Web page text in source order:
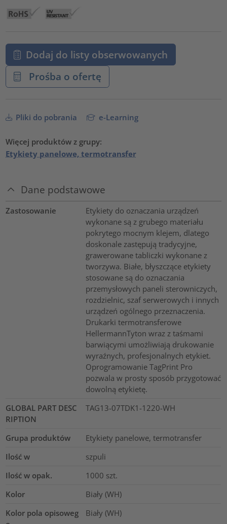
Dodaj do listy obserwowanych
Prośba o ofertę
Pliki do pobrania e-Learning
Więcej produktów z grupy:
Etykiety panelowe, termotransfer
Dane podstawowe
Zastosowanie
Etykiety do oznaczania urządzeń
wykonane są z grubego materiału
pokrytego mocnym klejem, dlatego
doskonale zastępują tradycyjne,
grawerowane tabliczki wykonane z
tworzywa. Białe, błyszczące etykiety
stosowane są do oznaczania
przemysłowych paneli sterowniczych,
rozdzielnic, szaf serwerowych i innych
urządzeń ogólnego przeznaczenia.
Drukarki termotransferowe
HellermannTyton wraz z taśmami
barwiącymi umożliwiają drukowanie
wyraźnych, profesjonalnych etykiet.
Oprogramowanie TagPrint Pro
pozwala w prosty sposób przygotować
dowolną etykietę.
GLOBAL PART DESC
RIPTION
TAG13-07TDK1-1220-WH
Grupa produktów
Etykiety panelowe, termotransfer
Ilość w
szpuli
Ilość w opak.
1000 szt.
Kolor
Biały (WH)
Kolor pola opisoweg
Biały (WH)